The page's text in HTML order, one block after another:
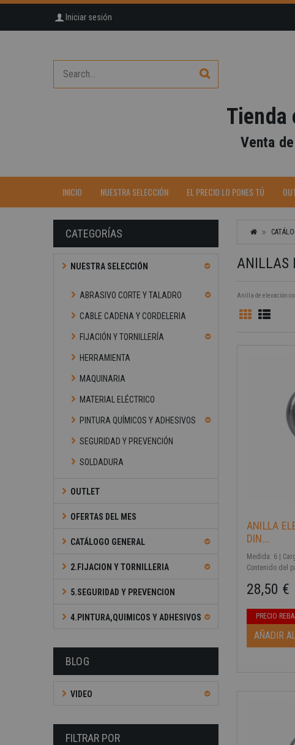
Iniciar sesión
Tienda
Venta
INICIO NUESTRA SELECCIÓN EL PRECIO LO PONES TÚ
CATEGORÍAS
NUESTRA SELECCIÓN
ABRASIVO CORTE Y TALADRO
CABLE CADENA Y CORDELERIA
FIJACIÓN Y TORNILLERÍA
HERRAMIENTA
MAQUINARIA
MATERIAL ELÉCTRICO
PINTURA QUÍMICOS Y ADHESIVOS
SEGURIDAD Y PREVENCIÓN
SOLDADURA
OUTLET
OFERTAS DEL MES
CATÁLOGO GENERAL
2.FIJACION Y TORNILLERIA
5.SEGURIDAD Y PREVENCION
4.PINTURA,QUIMICOS Y ADHESIVOS
BLOG
VIDEO
FILTRAR POR
ANILLAS
Anilla de elevación
ANILLA
DIN...
Medida: 6 |
Contenido del
-40%
28,50 €
PRECIO
AÑADIR